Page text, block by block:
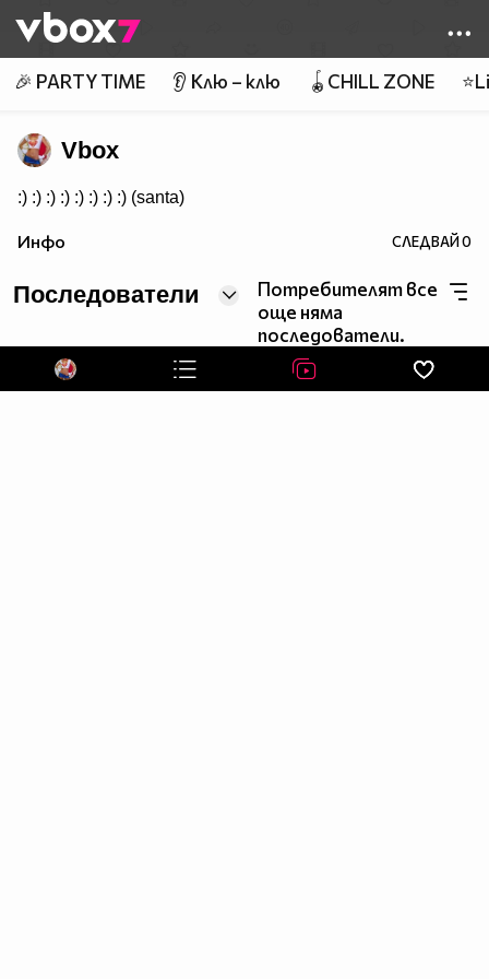
👾
🎉 PARTY TIME 👂 Клю – клю 🪀CHILL ZONE
Vbox
:) :) :) :) :) :) :) :) (santa)
Инфо СЛЕДВАЙ0
Последователи
Потребителят все
още няма
последователи.